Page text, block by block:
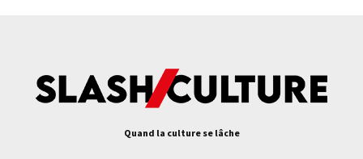
Quand la culture se lâche